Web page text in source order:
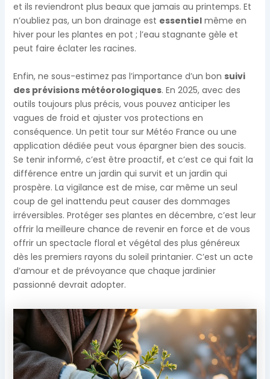
et ils reviendront plus beaux que jamais au printemps. Et
n’oubliez pas, un bon drainage est essentielmême en
hiver pour les plantes en pot ; l’eau stagnante gèle et
peut faire éclater les racines.
Enfin, ne sous-estimez pas l’importance d’un bon suivi
des prévisions météorologiques. En 2025, avec des
outils toujours plus précis, vous pouvez anticiper les
vagues de froid et ajuster vos protections en
conséquence. Un petit tour sur Météo France ou une
application dédiée peut vous épargner bien des soucis.
Se tenir informé, c’est être proactif, et c’est ce qui fait la
différence entre un jardin qui survit et un jardin qui
prospère. La vigilance est de mise, car même un seul
coup de gel inattendu peut causer des dommages
irréversibles. Protéger ses plantes en décembre, c’est leur
offrir la meilleure chance de revenir en force et de vous
offrir un spectacle floral et végétal des plus généreux
dès les premiers rayons du soleil printanier. C’est un acte
d’amour et de prévoyance que chaque jardinier
passionné devrait adopter.